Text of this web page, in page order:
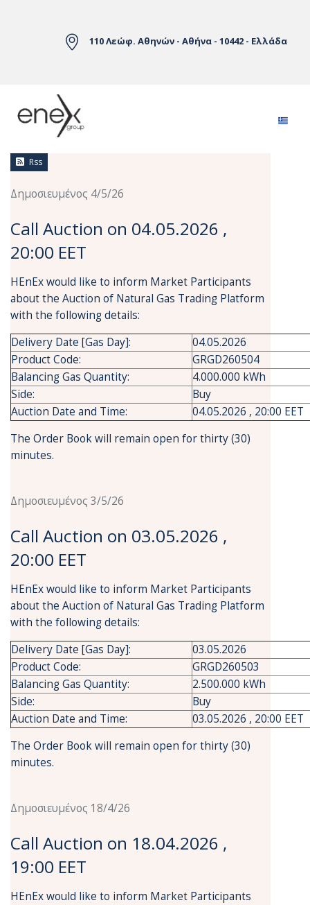
110 Λεώφ. Αθηνών - Αθήνα - 10442 - Ελλάδα
Ειδήσεις
Rss
Δημοσιευμένος 4/5/26
Call Auction on 04.05.2026 ,
20:00 EET
HEnEx would like to inform Market Participants
about the Auction of Natural Gas Trading Platform
with the following details:
Delivery Date [Gas Day]:
04.05.2026
Product Code:
GRGD260504
Balancing Gas Quantity:
4.000.000 kWh
Side:
Buy
Auction Date and Time:
04.05.2026 , 20:00 EET
The Order Book will remain open for thirty (30)
minutes.
Δημοσιευμένος 3/5/26
Call Auction on 03.05.2026 ,
20:00 EET
HEnEx would like to inform Market Participants
about the Auction of Natural Gas Trading Platform
with the following details:
Delivery Date [Gas Day]:
03.05.2026
Product Code:
GRGD260503
Balancing Gas Quantity:
2.500.000 kWh
Side:
Buy
Auction Date and Time:
03.05.2026 , 20:00 EET
The Order Book will remain open for thirty (30)
minutes.
Δημοσιευμένος 18/4/26
Call Auction on 18.04.2026 ,
19:00 EET
HEnEx would like to inform Market Participants